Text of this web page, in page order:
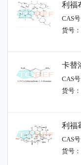
利福
CAS
货号
卡替
CAS
货号
利福
CAS
货号